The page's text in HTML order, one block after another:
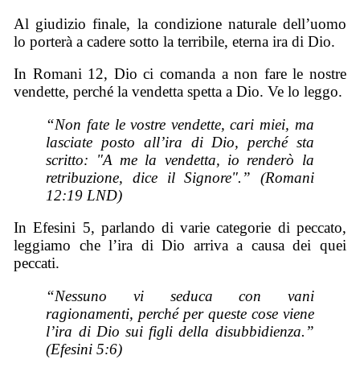
Al giudizio finale, la condizione naturale dell’uomo
lo porterà a cadere sotto la terribile, eterna ira di Dio.
In Romani 12, Dio ci comanda a non fare le nostre
vendette, perché la vendetta spetta a Dio. Ve lo leggo.
“Non fate le vostre vendette, cari miei, ma
lasciate posto all’ira di Dio, perché sta
scritto: "A me la vendetta, io renderò la
retribuzione, dice il Signore".” (Romani
12:19 LND)
In Efesini 5, parlando di varie categorie di peccato,
leggiamo che l’ira di Dio arriva a causa dei quei
peccati.
“Nessuno vi seduca con vani
ragionamenti, perché per queste cose viene
l’ira di Dio sui figli della disubbidienza.”
(Efesini 5:6)